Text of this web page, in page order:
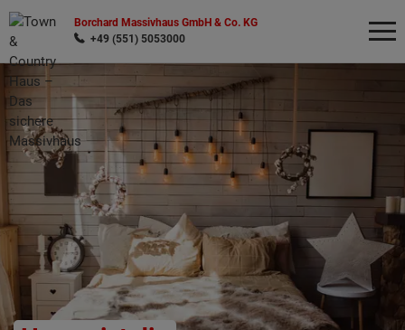
Borchard Massivhaus GmbH & Co. KG
+49 (551) 5053000
Wonach möchten Sie suchen?